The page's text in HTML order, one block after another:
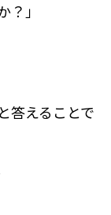
？」
答えることで